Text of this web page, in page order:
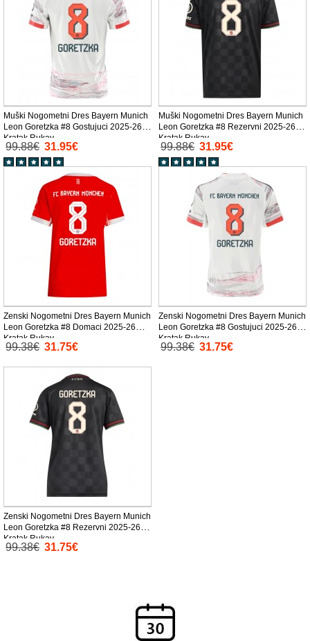
Muški Nogometni Dres Bayern Munich
Leon Goretzka #8 Gostujuci 2025-26
Kratak Rukav
99.88€ 31.95€
Muški Nogometni Dres Bayern Munich
Leon Goretzka #8 Rezervni 2025-26
Kratak Rukav
99.88€ 31.95€
Zenski Nogometni Dres Bayern Munich
Leon Goretzka #8 Domaci 2025-26
Kratak Rukav
99.38€ 31.75€
Zenski Nogometni Dres Bayern Munich
Leon Goretzka #8 Gostujuci 2025-26
Kratak Rukav
99.38€ 31.75€
Zenski Nogometni Dres Bayern Munich
Leon Goretzka #8 Rezervni 2025-26
Kratak Rukav
99.38€ 31.75€